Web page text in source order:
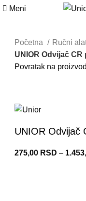
Meni
Početna Ručni
UNIOR Odvijač
Povratak na
UNIOR Odvijač
275,00 RSD –